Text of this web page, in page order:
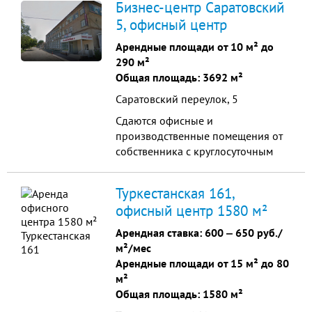
обслуживания покупателей,
современный дизайн интерьера.
Бизнес-центр Саратовский
5, офисный центр
Арендные площади от 10 м² до
290 м²
Общая площадь: 3692 м²
Саратовский переулок, 5
Сдаются офисные и
производственные помещения от
собственника с круглосуточным
Вокзалом. Свободные площади:
Двухуровневый офис на 1 этаже
30м2 стоимость арендной платы
17505р +(э/э по счетчику) Офисы
на 2 этаже: 15,3 м2 стоимость
арендной платы 8070р (э/э входит
в стоимость) 20,8 м2 стоимость
Туркестанская 161,
офисный центр 1580 м²
Арендная ставка: 600 ‒ 650 руб./
м²/мес
Арендные площади от 15 м² до 80
м²
Общая площадь: 1580 м²